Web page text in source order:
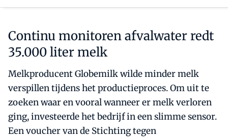
Continu monitoren afvalwater redt
35.000 liter melk
Melkproducent Globemilk wilde minder melk
verspillen tijdens het productieproces. Om uit te
zoeken waar en vooral wanneer er melk verloren
ging, investeerde het bedrijf in een slimme sensor.
Een voucher van de Stichting tegen